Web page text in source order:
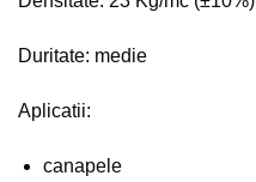
Duritate: medie
Aplicatii:
canapele